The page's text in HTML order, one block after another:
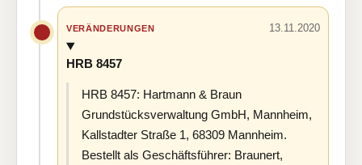
VERÄNDERUNGEN 13.11.2020
HRB 8457
HRB 8457: Hartmann & Braun
Grundstücksverwaltung GmbH, Mannheim,
Kallstadter Straße 1, 68309 Mannheim.
Bestellt als Geschäftsführer: Braunert,